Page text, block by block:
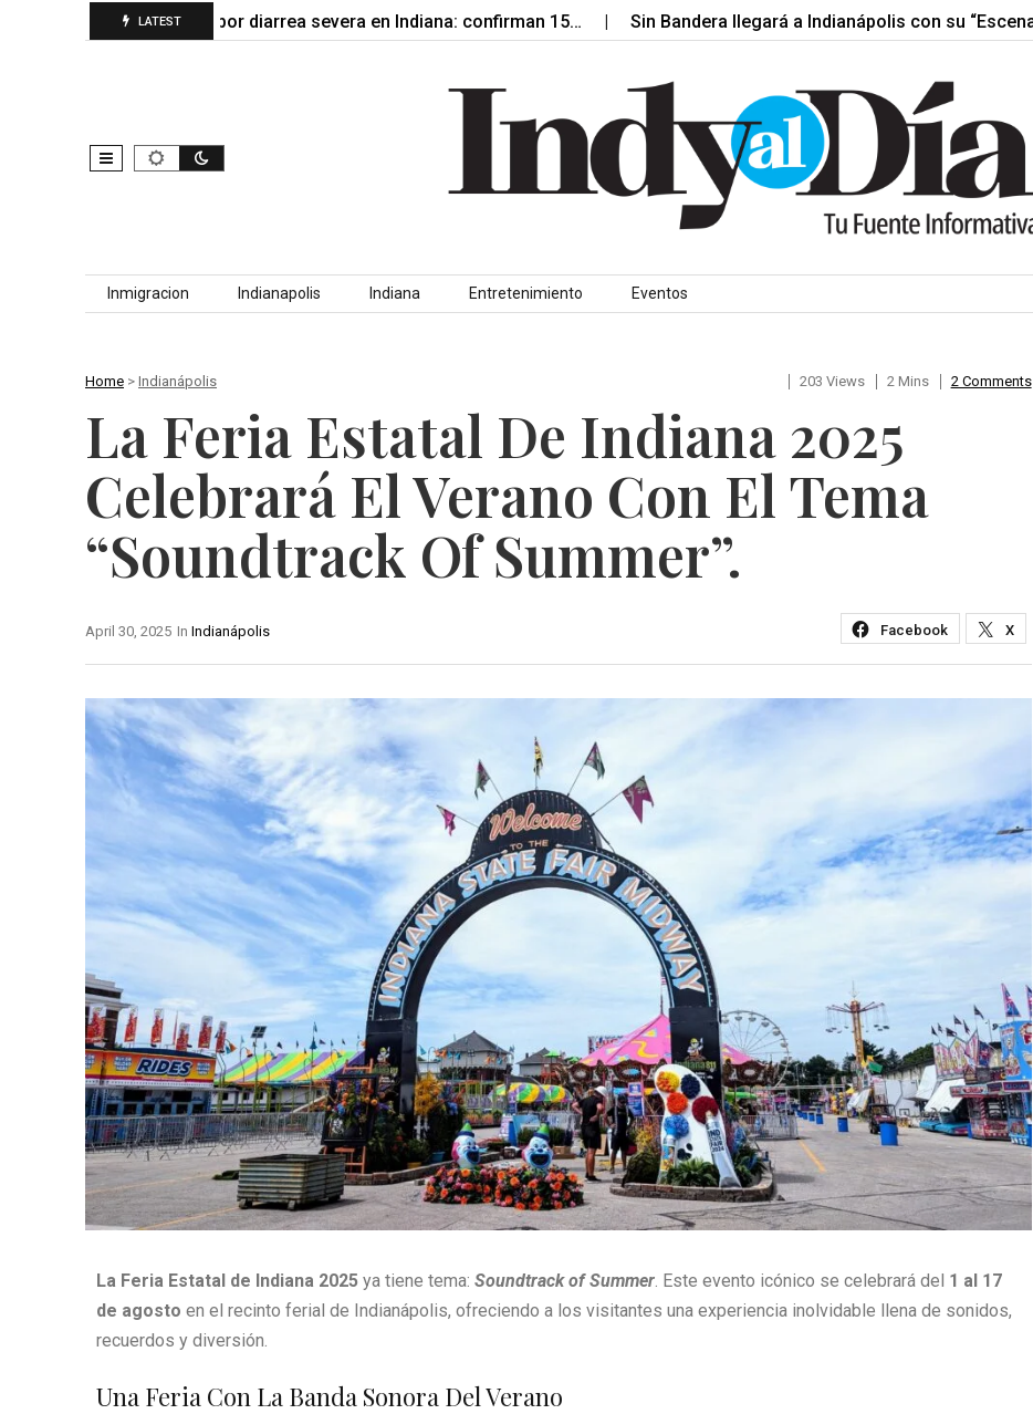
LATEST
Alerta por diarrea severa en Indiana: confirman 15… Sin Bandera llegará a Indianápolis con su “Escenas…
Skip to content
Inmigracion Indianapolis Indiana Entretenimiento Eventos
Home > Indianápolis 203 Views 2 Mins 2 Comments
La Feria Estatal De Indiana 2025
Celebrará El Verano Con El Tema
“Soundtrack Of Summer”.
In Indianápolis
April 30, 2025 Facebook X
La Feria Estatal de Indiana 2025 ya tiene tema: Soundtrack of Summer. Este evento icónico se celebrará del 1 al 17
de agosto en el recinto ferial de Indianápolis, ofreciendo a los visitantes una experiencia inolvidable llena de sonidos,
recuerdos y diversión.
Una Feria Con La Banda Sonora Del Verano